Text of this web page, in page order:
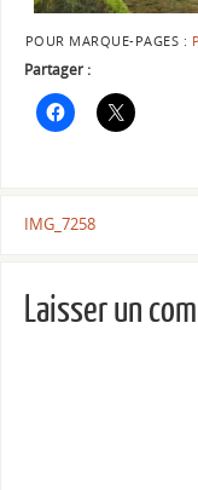
POUR MARQUE-PAGES :
Partager :
IMG_7258
Laisser un